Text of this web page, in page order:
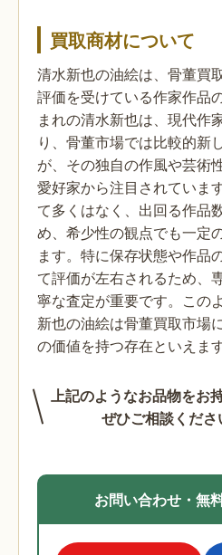
買取商材について
清水新也の油絵は、骨董買
評価を受けている作家作品
まれの清水新也は、現代作
り、骨董市場では比較的新
が、その独自の作風や芸術
愛好家から注目されていま
て多くはなく、出回る作品
め、希少性の観点でも一定
ます。特に保存状態や作品
て評価が左右されるため、
寧な査定が重要です。この
新也の油絵は骨董買取市場
の価値を持つ存在といえます
上記のようなお品物をお
ぜひご相談くださ
お問い合わせ・無